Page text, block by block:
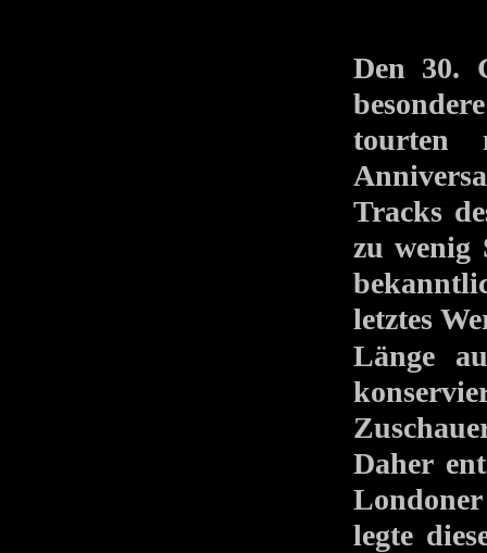
Den 30.
tourten
Tracks
zu wenig
letztes
Länge
Daher
Londoner
legte